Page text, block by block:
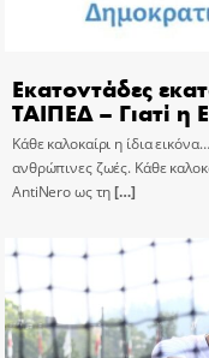
Εκατοντάδες
ΤΑΙΠΕΔ – Γιατί η
Κάθε καλοκαίρι η ίδια
ανθρώπινες ζωές. Κάθε
AntiNero ως τη[…]